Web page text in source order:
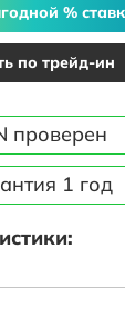
%
по трейд-ин
проверен
1 год